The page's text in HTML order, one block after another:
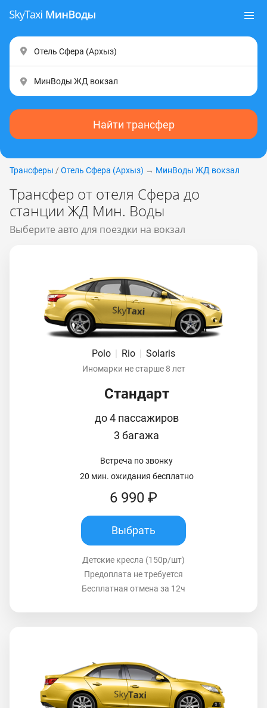
Найти трансфер
Трансферы / Отель Сфера (Apxыз) → МинВоды ЖД вокзал
Трансфер от отеля Сфера до
станции ЖД Мин. Воды
Выберите авто для поездки на вокзал
Polo | Rio | Solaris
Иномарки не старше 8 лет
Стандарт
до 4 пассажиров
3 багажа
Встреча по звонку
20 мин. ожидания бесплатно
6 990 ₽
Выбрать
Детские кресла (150р/шт)
Предоплата не требуется
Бесплатная отмена за 12ч